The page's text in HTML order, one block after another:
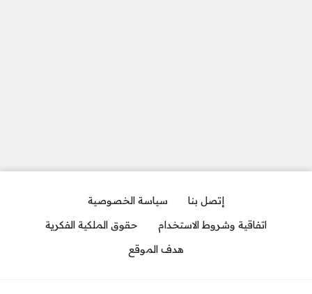
إتصل بنا
سياسة الخصوصية
اتفاقية وشروط الاستخدام
حقوق الملكية الفكرية
هدف الموقع